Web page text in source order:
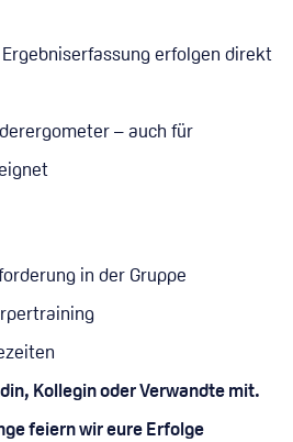
erfolgen direkt
– auch für
in der Gruppe
Kollegin oder Verwandte mit.
feiern wir eure Erfolge